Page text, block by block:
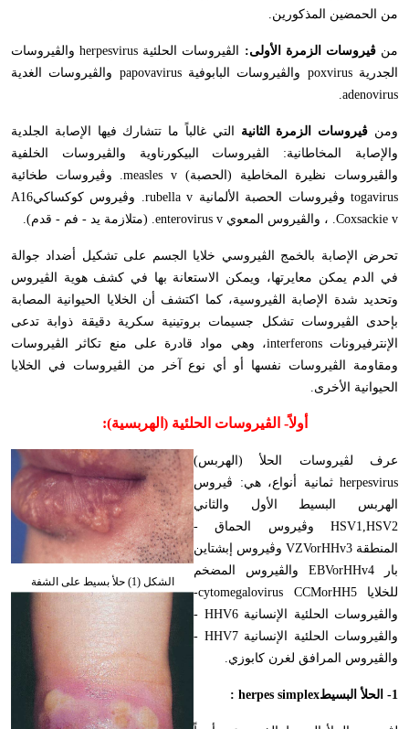
من الحمضين المذكورين.
من ڤيروسات الزمرة الأولى: الڤيروسات الحلئية herpesvirusوالڤيروسات
الجدريةpoxvirus والڤيروسات البابوفيةpapovavirus والڤيروسات الغدية
adenovirus
.
ومن ڤيروسات الزمرة الثانية التي غالباً ما تتشارك فيها الإصابة الجلدية
والإصابة المخاطانية: الڤيروسات البيكورناوية والڤيروسات الخلفية
والڤيروسات نظيرة المخاطية (الحصبة) measles v. وڤيروسات طخائية
togavirusوڤيروسات الحصبة الألمانية rubella v. وڤيروس كوكساكي16
A
Coxsackie v. ، والڤيروس المعوي enterovirus v. (متلازمة يد - فم - قدم).
تحرض الإصابة بالخمج الڤيروسي خلايا الجسم على تشكيل أضداد جوالة
في الدم يمكن معايرتها، ويمكن الاستعانة بها في كشف هوية الڤيروس
وتحديد شدة الإصابة الڤيروسية، كما اكتشف أن الخلايا الحيوانية المصابة
بإحدى الڤيروسات تشكل جسيمات بروتينية سكرية دقيقة ذوابة تدعى
الإنترفيروناتinterferons، وهي مواد قادرة على منع تكاثر الڤيروسات
ومقاومة الڤيروسات نفسها أو أي نوع آخر من الڤيروسات في الخلايا
الحيوانية الأخرى.
أولاً- الڤيروسات الحلئية (الهربسية):
الشكل (1) حلأ بسيط على الشفة
عرف لڤيروسات الحلأ (الهربس)
herpesvirus ثمانية أنواع، هي: ڤيروس
الهربس البسيط الأول والثاني
HSV1,HSV2 وڤيروس الحماق -
المنطقة VZVorHHv3 وڤيروس إبشتاين
بار EBVorHHv4 والڤيروس المضخم
للخلاياcytomegalovirus CCMorHH5
-
والڤيروسات الحلئية الإنسانيةHHV6
-
والڤيروسات الحلئية الإنسانيةHHV7
-
والڤيروس المرافق لغرن كابوزي.
1- الحلأ البسيط herpes simplex
: